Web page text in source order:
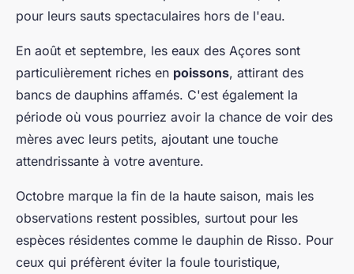
pour leurs sauts spectaculaires hors de l'eau.
En août et septembre, les eaux des Açores sont
particulièrement riches en poissons, attirant des
bancs de dauphins affamés. C'est également la
période où vous pourriez avoir la chance de voir des
mères avec leurs petits, ajoutant une touche
attendrissante à votre aventure.
Octobre marque la fin de la haute saison, mais les
observations restent possibles, surtout pour les
espèces résidentes comme le dauphin de Risso. Pour
ceux qui préfèrent éviter la foule touristique,